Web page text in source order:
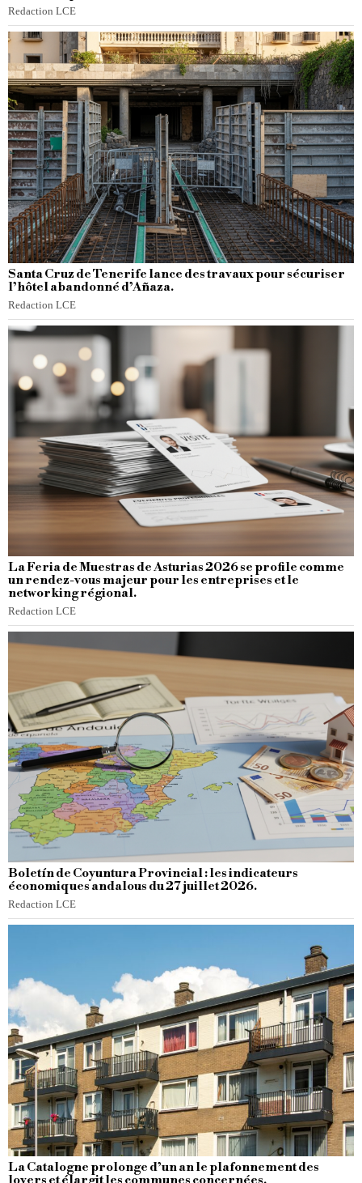
Redaction LCE
Santa Cruz de Tenerife lance des travaux pour sécuriser
l’hôtel abandonné d’Añaza.
Redaction LCE
La Feria de Muestras de Asturias 2026 se profile comme
un rendez-vous majeur pour les entreprises et le
networking régional.
Redaction LCE
Boletín de Coyuntura Provincial : les indicateurs
économiques andalous du 27 juillet 2026.
Redaction LCE
La Catalogne prolonge d’un an le plafonnement des
loyers et élargit les communes concernées.